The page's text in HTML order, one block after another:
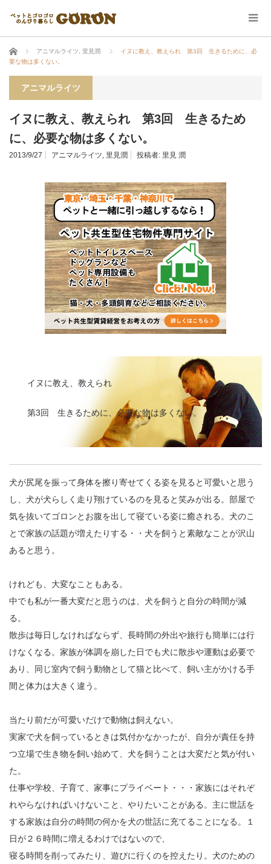
ホーム アニマルライツ 里見潤
イヌに教え、教えられ 第3回 生きるために、必
要な物は多くない。
アニマルライツ
イヌに教え、教えられ 第3回 生きるため
に、必要な物は多くない。
2013/9/27 アニマルライツ, 里見潤 投稿者: 里見 潤
イヌに教え、教えられ
第3回 生きるために、必要な物は多くない。
犬が尻尾を振って身体を擦り寄せてくる姿を見ると可愛いと思う
し、犬が犬らしく走り翔けているのを見ると笑みが出る。部屋で
気を抜いてゴロンとお腹を出して寝ている姿に癒される。犬のこ
とで家族の話題が増えたりする・・犬を飼うと素敵なことが沢山
あると思う。
けれども、大変なこともある。
中でも私が一番大変だと思うのは、犬を飼うと自分の時間が減
る。
散歩は毎日しなければならず、長時間の外出や旅行も簡単には行
けなくなる。家族が体調を崩した日でも犬に散歩や運動は必要で
あり、同じ室内で飼う動物として猫と比べて、飼い主がかける手
間と体力は大きく違う。
当たり前だが可愛いだけで動物は飼えない。
実家で犬を飼っているときは気付かなかったが、自分が責任を持
つ立場で生き物を飼い始めて、犬を飼うことは大変だと気が付い
た。
仕事や学校、子育て、家事にプライベート・・・家族にはそれぞ
れやらなければいけないこと、やりたいことがある。主に世話を
する家族は自分の時間の何かを犬の世話に充てることになる。１
日が２６時間に増えるわけではないので、
寝る時間を削ってみたり、遊びに行くのを控えたり。犬のための